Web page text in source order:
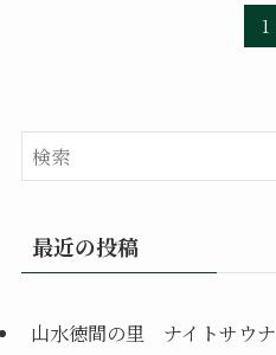
1
最近の投稿
山水徳間の里 ナイトサウナ